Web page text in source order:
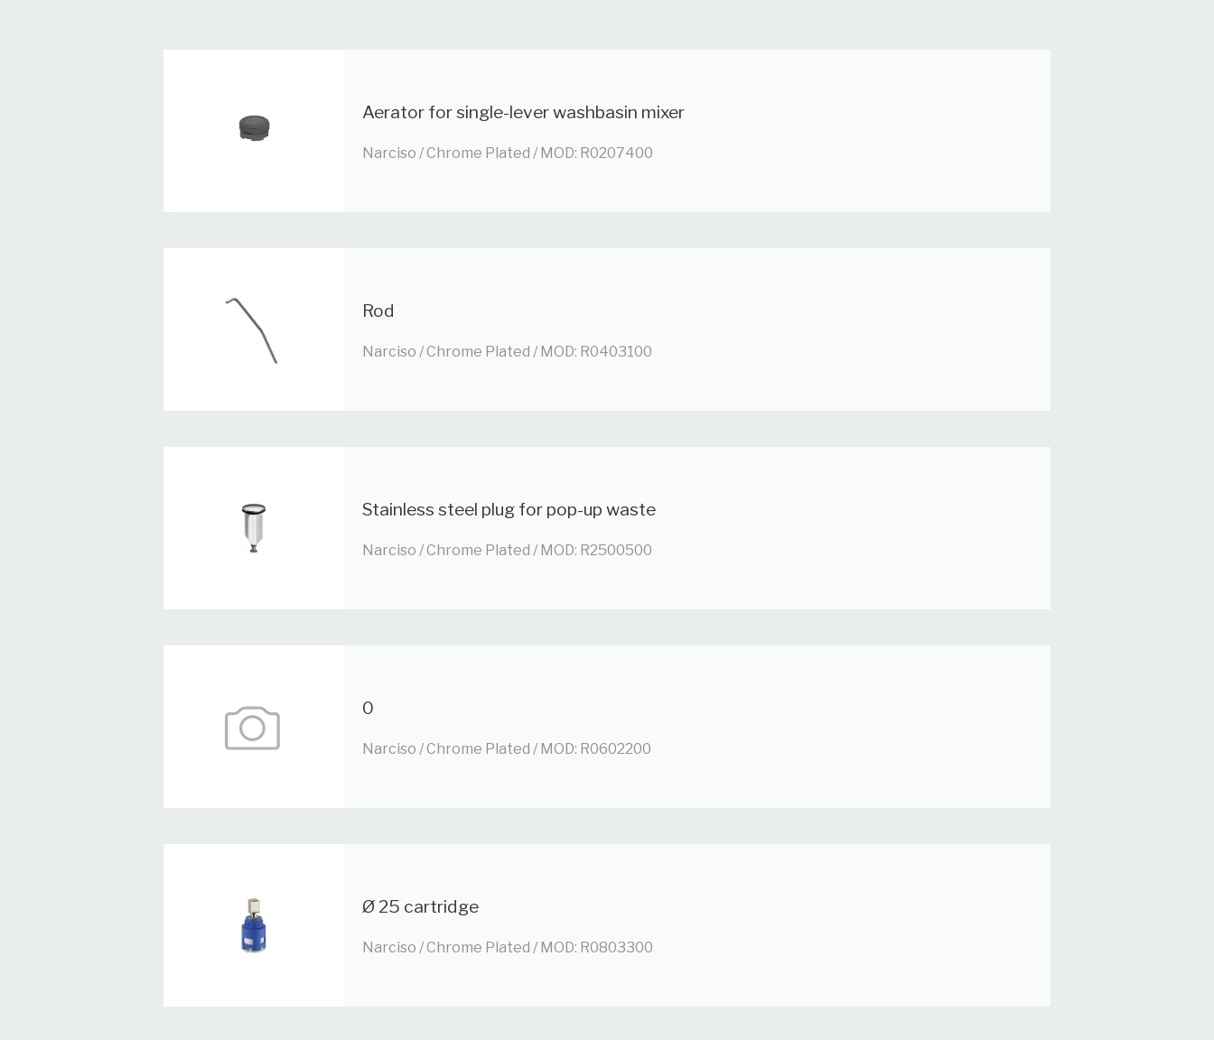
Aerator for single-lever washbasin mixer
Narciso / Chrome Plated / MOD: R0207400
Rod
Narciso / Chrome Plated / MOD: R0403100
Stainless steel plug for pop-up waste
Narciso / Chrome Plated / MOD: R2500500
0
Narciso / Chrome Plated / MOD: R0602200
Ø 25 cartridge
Narciso / Chrome Plated / MOD: R0803300